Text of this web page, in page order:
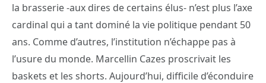
la brasserie -aux dires de certains élus- n’est plus l’axe
cardinal qui a tant dominé la vie politique pendant 50
ans. Comme d’autres, l’institution n’échappe pas à
l’usure du monde. Marcellin Cazes proscrivait les
baskets et les shorts. Aujourd’hui, difficile d’éconduire